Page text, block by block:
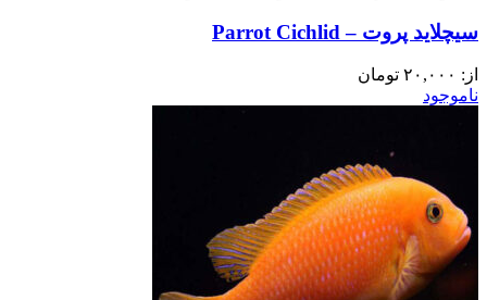
سیچلاید پروت – Parrot Cichlid
از: ۲۰,۰۰۰ تومان
ناموجود